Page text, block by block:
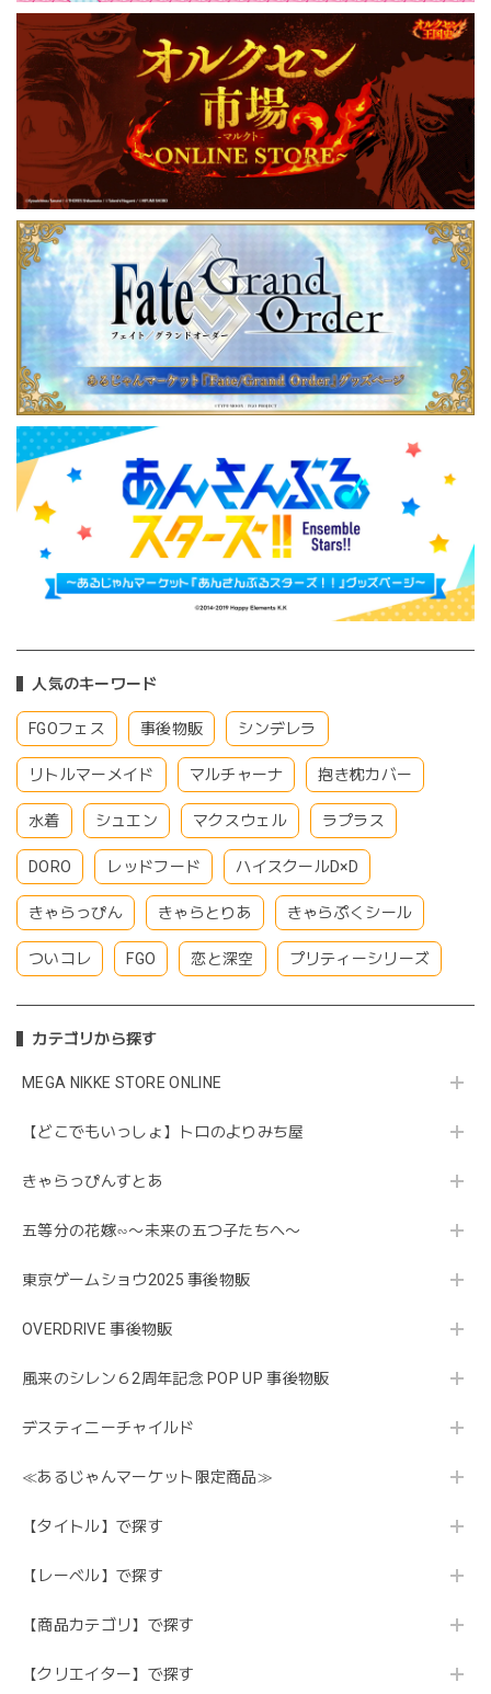
人気のキーワード
FGOフェス 事後物販 シンデレラ
リトルマーメイド マルチャーナ 抱き枕カバー
水着 シュエン マクスウェル ラプラス
DORO レッドフード ハイスクールD×D
きゃらっぴん きゃらとりあ きゃらぷくシール
ついコレ FGO 恋と深空 プリティーシリーズ
カテゴリから探す
MEGA NIKKE STORE ONLINE
【どこでもいっしょ】トロのよりみち屋
きゃらっぴんすとあ
五等分の花嫁∽〜未来の五つ子たちへ〜
東京ゲームショウ2025 事後物販
OVERDRIVE 事後物販
風来のシレン６2周年記念 POP UP 事後物販
デスティニーチャイルド
≪あるじゃんマーケット限定商品≫
【タイトル】で探す
【レーベル】で探す
【商品カテゴリ】で探す
【クリエイター】で探す